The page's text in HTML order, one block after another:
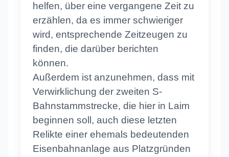
helfen, über eine vergangene Zeit zu
erzählen, da es immer schwieriger
wird, entsprechende Zeitzeugen zu
finden, die darüber berichten
können.
Außerdem ist anzunehmen, dass mit
Verwirklichung der zweiten S-
Bahnstammstrecke, die hier in Laim
beginnen soll, auch diese letzten
Relikte einer ehemals bedeutenden
Eisenbahnanlage aus Platzgründen